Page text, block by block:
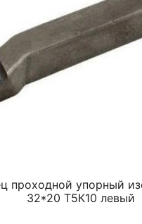
проходной упорный
32*20 Т5К10 левый